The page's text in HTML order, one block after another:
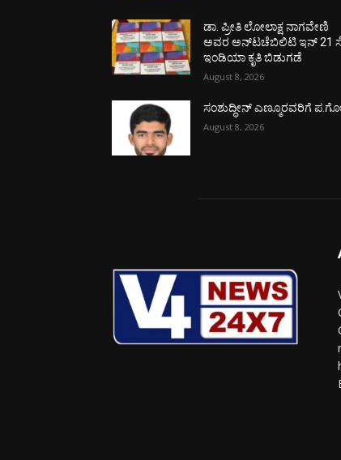
ಡಾ. ಪ್ರೀತಿ ಲೋಲಾಕ್ಷ ನಾಗವೇಣಿ
ಅವರ ಅನ್‌ಟಚೆಬಿಲಿಟಿ ಇನ್ 21
ಇಂಡಿಯಾ ಕೃತಿ ಬಿಡುಗಡೆ
August 8, 2026
ಸಂಶುದ್ಧೀನ್ ಎಣ್ಮೂರವರಿಗೆ ಪ.ಗೋ
August 8, 2026